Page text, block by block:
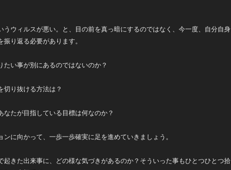
うウィルスが悪い。と、目の前を真っ暗にするのではなく、今一度、自分自身
振り返る必要があります。
たい事が別にあるのではないのか？
切り抜ける方法は？
なたが目指している目標は何なのか？
ンに向かって、一歩一歩確実に足を進めていきましょう。
起きた出来事に、どの様な気づきがあるのか？そういった事もひとつひとつ拾